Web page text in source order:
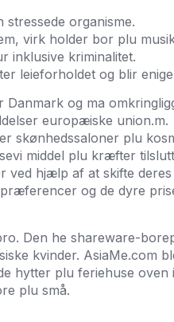
organisme.
virk holder bor plu
inklusive kriminalitet.
leieforholdet og blir
og ma
europæiske union.m.
skønhedssaloner plu
middel plu kræfter
hjælp af at skifte
og de dyre
Den he shareware-
kvinder. AsiaMe.com
hytter plu feriehuse
plu små.